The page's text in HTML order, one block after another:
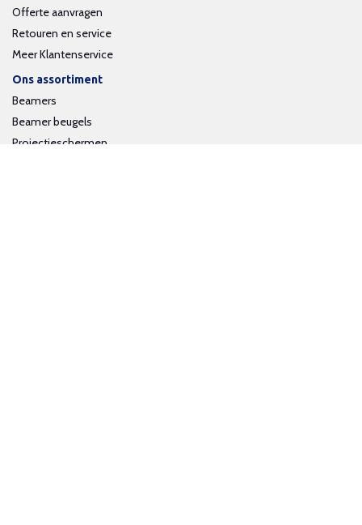
Offerte aanvragen
Retouren en service
Meer Klantenservice
Ons assortiment
Beamers
Beamer beugels
Projectieschermen